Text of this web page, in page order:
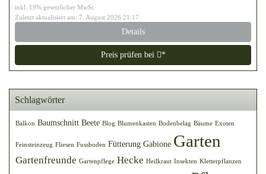
inkl. 19% gesetzlicher MwSt.
Zuletzt aktualisiert am: 7. August 2026 21:17
Details
Preis prüfen bei *
Schlagwörter
Balkon Baumschnitt Beete Blog Blumenkasten Bodenbelag Bäume Exoten
Feinsteinzeug Fliesen Fussboden Fütterung Gabione Garten
Gartenfreunde Gartenpflege Hecke Heilkraut Insekten Kletterpflanzen